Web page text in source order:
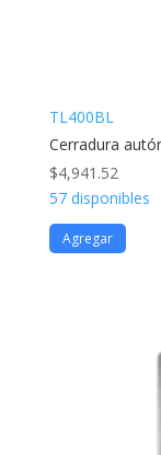
TL400BL
Cerradura
$4,941.52
57 disponibles
Agregar